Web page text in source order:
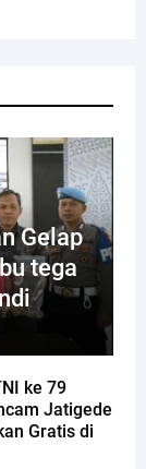
Gelap
tega
ke 79
Jatigede
Gratis di